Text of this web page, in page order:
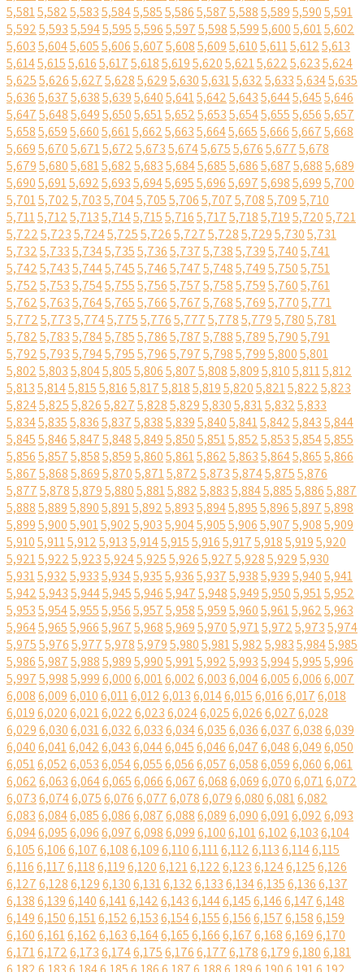
5,5815,5825,5835,5845,5855,5865,5875,5885,5895,5905,591
5,5925,5935,5945,5955,5965,5975,5985,5995,6005,6015,602
5,6035,6045,6055,6065,6075,6085,6095,6105,6115,6125,613
5,6145,6155,6165,6175,6185,6195,6205,6215,6225,6235,624
5,6255,6265,6275,6285,6295,6305,6315,6325,6335,6345,635
5,6365,6375,6385,6395,6405,6415,6425,6435,6445,6455,646
5,6475,6485,6495,6505,6515,6525,6535,6545,6555,6565,657
5,6585,6595,6605,6615,6625,6635,6645,6655,6665,6675,668
5,6695,6705,6715,6725,6735,6745,6755,6765,6775,678
5,6795,6805,6815,6825,6835,6845,6855,6865,6875,6885,689
5,6905,6915,6925,6935,6945,6955,6965,6975,6985,6995,700
5,7015,7025,7035,7045,7055,7065,7075,7085,7095,710
5,7115,7125,7135,7145,7155,7165,7175,7185,7195,7205,721
5,7225,7235,7245,7255,7265,7275,7285,7295,7305,731
5,7325,7335,7345,7355,7365,7375,7385,7395,7405,741
5,7425,7435,7445,7455,7465,7475,7485,7495,7505,751
5,7525,7535,7545,7555,7565,7575,7585,7595,7605,761
5,7625,7635,7645,7655,7665,7675,7685,7695,7705,771
5,7725,7735,7745,7755,7765,7775,7785,7795,7805,781
5,7825,7835,7845,7855,7865,7875,7885,7895,7905,791
5,7925,7935,7945,7955,7965,7975,7985,7995,8005,801
5,8025,8035,8045,8055,8065,8075,8085,8095,8105,8115,812
5,8135,8145,8155,8165,8175,8185,8195,8205,8215,8225,823
5,8245,8255,8265,8275,8285,8295,8305,8315,8325,833
5,8345,8355,8365,8375,8385,8395,8405,8415,8425,8435,844
5,8455,8465,8475,8485,8495,8505,8515,8525,8535,8545,855
5,8565,8575,8585,8595,8605,8615,8625,8635,8645,8655,866
5,8675,8685,8695,8705,8715,8725,8735,8745,8755,876
5,8775,8785,8795,8805,8815,8825,8835,8845,8855,8865,887
5,8885,8895,8905,8915,8925,8935,8945,8955,8965,8975,898
5,8995,9005,9015,9025,9035,9045,9055,9065,9075,9085,909
5,9105,9115,9125,9135,9145,9155,9165,9175,9185,9195,920
5,9215,9225,9235,9245,9255,9265,9275,9285,9295,930
5,9315,9325,9335,9345,9355,9365,9375,9385,9395,9405,941
5,9425,9435,9445,9455,9465,9475,9485,9495,9505,9515,952
5,9535,9545,9555,9565,9575,9585,9595,9605,9615,9625,963
5,9645,9655,9665,9675,9685,9695,9705,9715,9725,9735,974
5,9755,9765,9775,9785,9795,9805,9815,9825,9835,9845,985
5,9865,9875,9885,9895,9905,9915,9925,9935,9945,9955,996
5,9975,9985,9996,0006,0016,0026,0036,0046,0056,0066,007
6,0086,0096,0106,0116,0126,0136,0146,0156,0166,0176,018
6,0196,0206,0216,0226,0236,0246,0256,0266,0276,028
6,0296,0306,0316,0326,0336,0346,0356,0366,0376,0386,039
6,0406,0416,0426,0436,0446,0456,0466,0476,0486,0496,050
6,0516,0526,0536,0546,0556,0566,0576,0586,0596,0606,061
6,0626,0636,0646,0656,0666,0676,0686,0696,0706,0716,072
6,0736,0746,0756,0766,0776,0786,0796,0806,0816,082
6,0836,0846,0856,0866,0876,0886,0896,0906,0916,0926,093
6,0946,0956,0966,0976,0986,0996,1006,1016,1026,1036,104
6,1056,1066,1076,1086,1096,1106,1116,1126,1136,1146,115
6,1166,1176,1186,1196,1206,1216,1226,1236,1246,1256,126
6,1276,1286,1296,1306,1316,1326,1336,1346,1356,1366,137
6,1386,1396,1406,1416,1426,1436,1446,1456,1466,1476,148
6,1496,1506,1516,1526,1536,1546,1556,1566,1576,1586,159
6,1606,1616,1626,1636,1646,1656,1666,1676,1686,1696,170
6,1716,1726,1736,1746,1756,1766,1776,1786,1796,1806,181